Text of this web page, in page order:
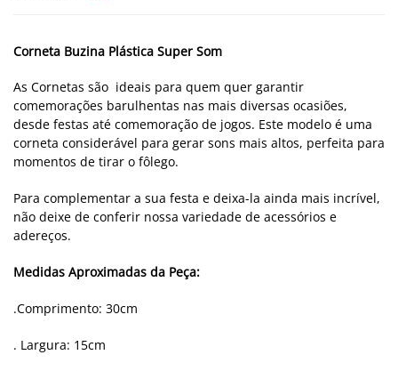
Corneta Buzina Plástica Super Som
As Cornetas são ideais para quem quer garantir
comemorações barulhentas nas mais diversas ocasiões,
desde festas até comemoração de jogos. Este modelo é uma
corneta considerável para gerar sons mais altos, perfeita para
momentos de tirar o fôlego.
Para complementar a sua festa e deixa-la ainda mais incrível,
não deixe de conferir nossa variedade de acessórios e
adereços.
Medidas Aproximadas da Peça:
.Comprimento: 30cm
. Largura: 15cm